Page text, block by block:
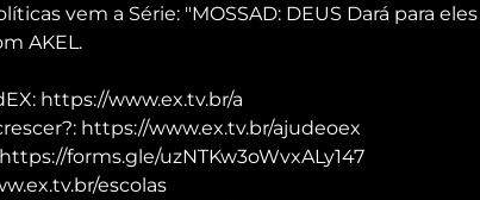
vem a Série: "MOSSAD: DEUS Dará para
AKEL.
https://www.ex.tv.br/a
https://www.ex.tv.br/ajudeoex
forms.gle/uzNTKw3oWvxALy147
escolas